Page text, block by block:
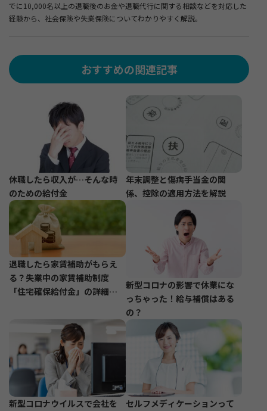
でに10,000名以上の退職後のお金や退職代行に関する相談などを対応した
経験から、社会保険や失業保険についてわかりやすく解説。
おすすめの関連記事
休職したら収入が…そんな時
のための給付金
年末調整と傷病手当金の関
係、控除の適用方法を解説
退職したら家賃補助がもらえ
る？失業中の家賃補助制度
「住宅確保給付金」の詳細と
新型コロナの影響で休業にな
っちゃった！給与補償はある
の？
新型コロナウイルスで会社を
セルフメディケーションって